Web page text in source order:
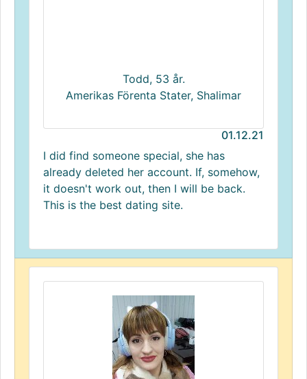
Todd, 53 år.
Amerikas Förenta Stater, Shalimar
01.12.21
I did find someone special, she has
already deleted her account. If, somehow,
it doesn't work out, then I will be back.
This is the best dating site.